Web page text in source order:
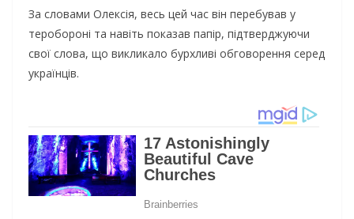
За словами Олексія, весь цей час він перебував у
теробороні та навіть показав папір, підтверджуючи
свої слова, що викликало бурхливі обговорення серед
українців.